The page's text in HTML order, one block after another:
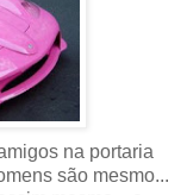
na portaria
são mesmo...